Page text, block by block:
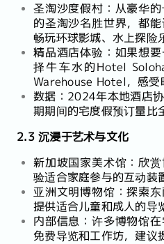
圣淘沙度假村：从豪华
的圣淘沙名胜世界，都
畅玩环球影城、水上探险
精品酒店体验：如果想
择牛车水的Hotel
Warehouse Hotel，感受
数据：2024年本地酒店
期期间的宅度假预订量比
2.3 沉浸于艺术与文化
新加坡国家美术馆：欣
验适合家庭参与的互动装
亚洲文明博物馆：探索东
提供适合儿童和成人的导
内部信息：许多博物馆
免费导览和工作坊，建议